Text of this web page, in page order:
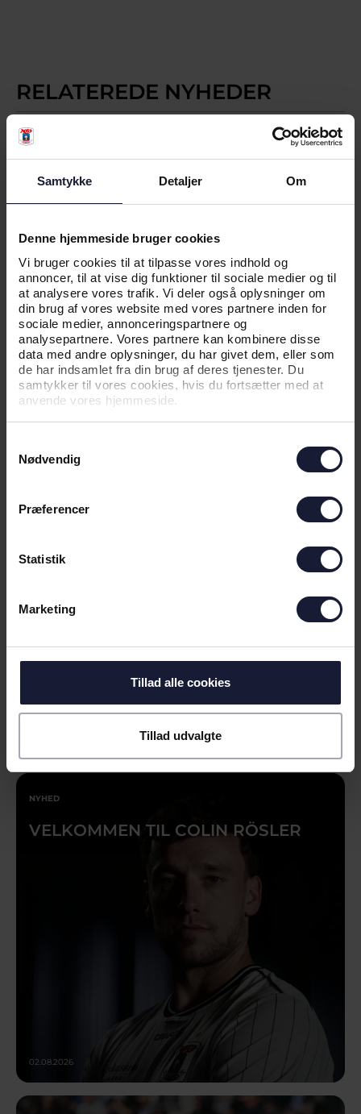
Samtykke Detaljer Om
Denne hjemmeside bruger cookies
Vi bruger cookies til at tilpasse vores indhold og
annoncer, til at vise dig funktioner til sociale medier og til
at analysere vores trafik. Vi deler også oplysninger om
din brug af vores website med vores partnere inden for
sociale medier, annonceringspartnere og
analysepartnere. Vores partnere kan kombinere disse
data med andre oplysninger, du har givet dem, eller som
de har indsamlet fra din brug af deres tjenester. Du
samtykker til vores cookies, hvis du fortsætter med at
anvende vores hjemmeside.
Nødvendig
Præferencer
Statistik
Marketing
Tillad alle cookies
Tillad udvalgte
RELATEREDE NYHEDER
KLAR TIL RETURKAMP: TIRSDAG
GÆLDER DET
MULIGE EUROPÆISKE
NYHED
VELKOMMEN TIL COLIN RÖSLER
02.08.2026